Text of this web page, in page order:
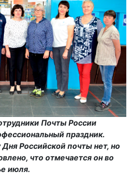
Почты России
праздник.
Российской почты нет, но
что отмечается он во
июля.